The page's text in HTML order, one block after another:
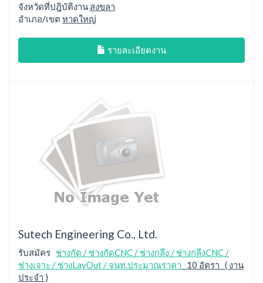
จังหวัดที่ปฎิบัติงาน สงขลา
อำเภอ/เขต หาดใหญ่
รายละเอียดงาน
Sutech Engineering Co., Ltd.
รับสมัคร ช่างกัด / ช่างกัดCNC / ช่างกลึง / ช่างกลึงCNC /
ช่างเจาะ / ช่างLayOut / จนท.ประมาณราคา 10 อัตรา ( งาน
ประจำ )